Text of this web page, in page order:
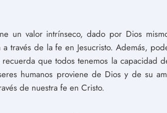
un valor intrínseco, dado por Dios
través de la fe en Jesucristo. Además,
que todos tenemos la capacidad
humanos proviene de Dios y de su
de nuestra fe en Cristo.